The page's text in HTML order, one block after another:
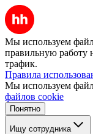
Мы используем
правильную работу
трафик.
Правила
Мы используем
файлов cookie
Понятно
Ищу сотрудника